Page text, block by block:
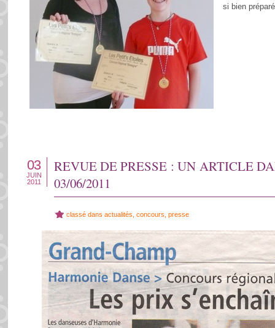
si bien
REVUE DE PRESSE : UN ARTICLE
03/06/2011
03
JUIN
2011
classé dans actualités concours presse